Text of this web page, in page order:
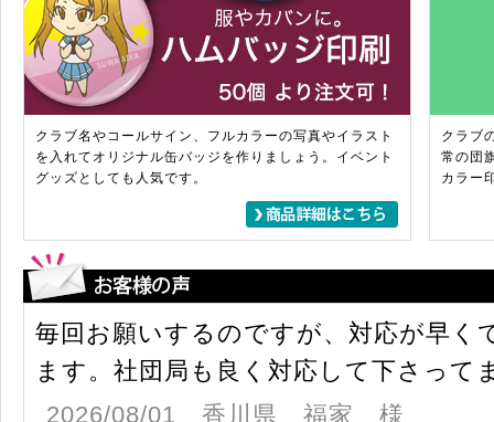
クラブ名やコールサイン、フルカラーの写真やイラスト
を入れてオリジナル缶バッジを作りましょう。イベント
グッズとしても人気です。
クラブ
常の団
カラー
毎回お願いするのですが、対応が早く
ます。社団局も良く対応して下さって
2026/08/01 香川県 福家 様